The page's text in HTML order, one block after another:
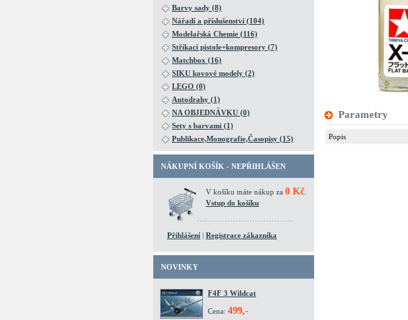
Barvy sady (8)
Nářadí a příslušenství (104)
Modelařská Chemie (116)
Stříkací pistole+kompresory (7)
Matchbox (16)
SIKU kovové modely (2)
LEGO (0)
Autodrahy (1)
NA OBJEDNÁVKU (0)
Sety s barvami (1)
Publikace,Monografie,Časopisy (15)
NÁKUPNÍ KOŠÍK - NEPŘIHLÁŠEN
V košíku máte nákup za 0 Kč
Vstup do košíku
Přihlášení | Registrace zákazníka
NOVINKY
F4F 3 Wildcat
Cena: 499,-
Parametry
Popis